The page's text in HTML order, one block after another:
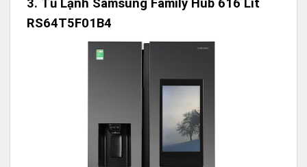
3. Tủ Lạnh Samsung Family Hub 616 Lít
RS64T5F01B4